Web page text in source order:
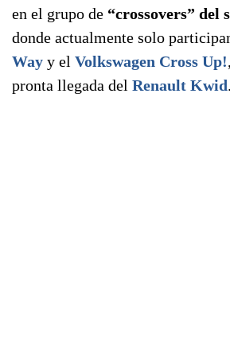
en el grupo de “crossovers” del
donde actualmente solo
Way y el Volkswagen Cross Up!
pronta llegada del Renault Kwid.